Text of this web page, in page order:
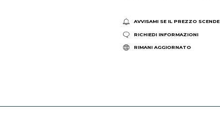
AVVISAMI SE IL PREZZO SCENDE
RICHIEDI INFORMAZIONI
RIMANI AGGIORNATO